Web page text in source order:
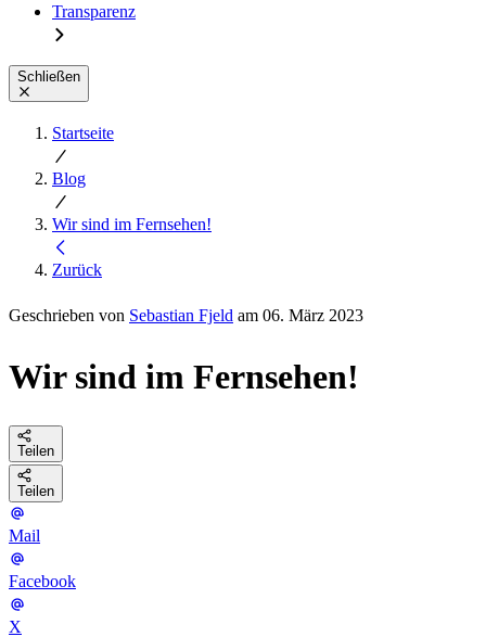
Transparenz
Schließen
Startseite
Blog
Wir sind im Fernsehen!
Zurück
Geschrieben von Sebastian Fjeld am 06. März 2023
Wir sind im Fernsehen!
Teilen
Teilen
Mail
Facebook
X